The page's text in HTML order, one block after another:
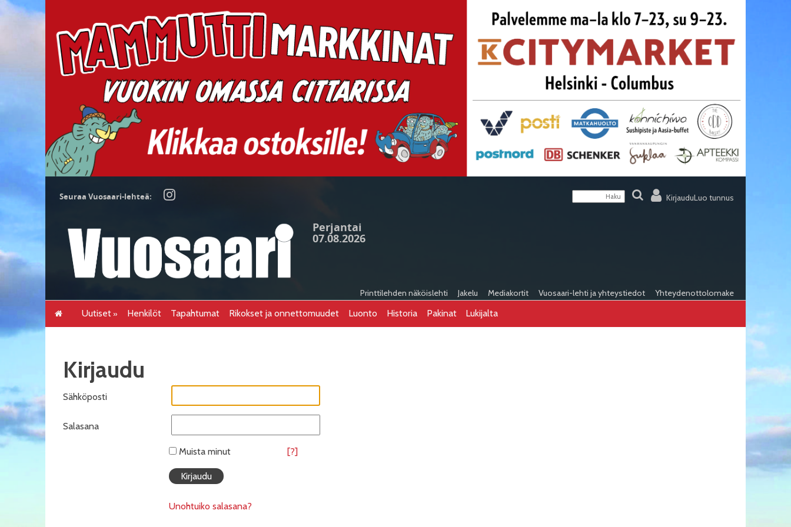
KirjauduLuo tunnus
Seuraa Vuosaari-lehteä:
Perjantai
07.08.2026
Printtilehden näköislehti Jakelu Mediakortit Vuosaari-lehti ja yhteystiedot Yhteydenottolomake
Uutiset Henkilöt Tapahtumat Rikokset ja onnettomuudet Luonto Historia Pakinat Lukijalta
Kirjaudu
Sähköposti
Salasana
Muista minut [?]
Unohtuiko salasana?